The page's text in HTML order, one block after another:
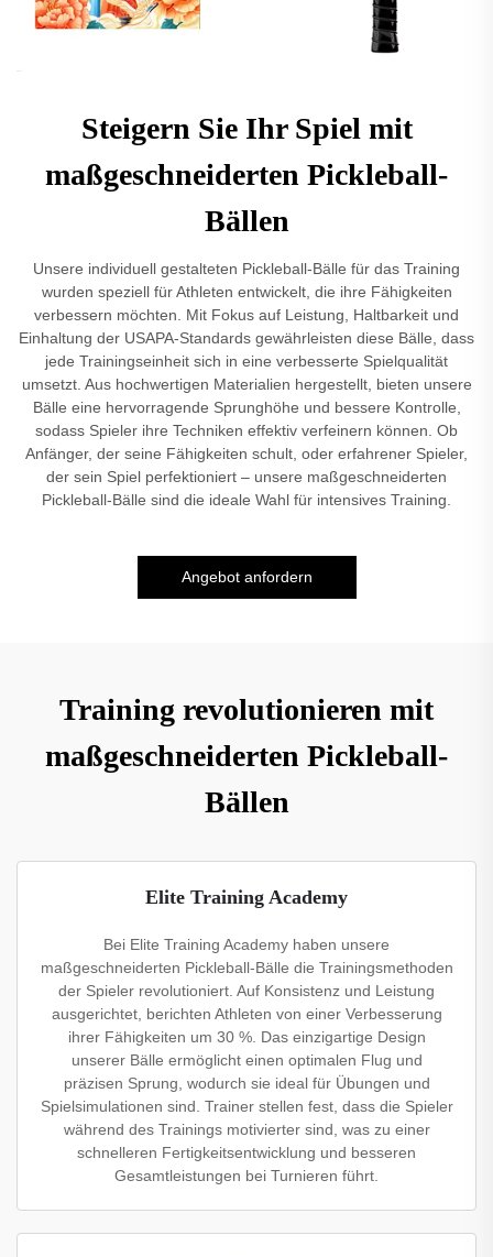
Steigern Sie Ihr Spiel mit
maßgeschneiderten Pickleball-
Bällen
Unsere individuell gestalteten Pickleball-Bälle für das Training
wurden speziell für Athleten entwickelt, die ihre Fähigkeiten
verbessern möchten. Mit Fokus auf Leistung, Haltbarkeit und
Einhaltung der USAPA-Standards gewährleisten diese Bälle, dass
jede Trainingseinheit sich in eine verbesserte Spielqualität
umsetzt. Aus hochwertigen Materialien hergestellt, bieten unsere
Bälle eine hervorragende Sprunghöhe und bessere Kontrolle,
sodass Spieler ihre Techniken effektiv verfeinern können. Ob
Anfänger, der seine Fähigkeiten schult, oder erfahrener Spieler,
der sein Spiel perfektioniert – unsere maßgeschneiderten
Pickleball-Bälle sind die ideale Wahl für intensives Training.
Angebot anfordern
Training revolutionieren mit
maßgeschneiderten Pickleball-
Bällen
Elite Training Academy
Bei Elite Training Academy haben unsere
maßgeschneiderten Pickleball-Bälle die Trainingsmethoden
der Spieler revolutioniert. Auf Konsistenz und Leistung
ausgerichtet, berichten Athleten von einer Verbesserung
ihrer Fähigkeiten um 30 %. Das einzigartige Design
unserer Bälle ermöglicht einen optimalen Flug und
präzisen Sprung, wodurch sie ideal für Übungen und
Spielsimulationen sind. Trainer stellen fest, dass die Spieler
während des Trainings motivierter sind, was zu einer
schnelleren Fertigkeitsentwicklung und besseren
Gesamtleistungen bei Turnieren führt.